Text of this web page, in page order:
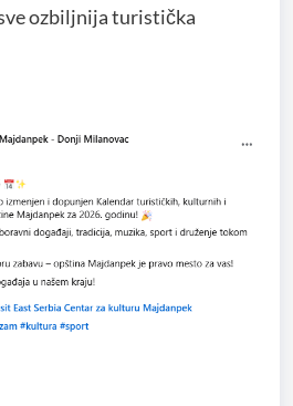
ozbiljnija turistička